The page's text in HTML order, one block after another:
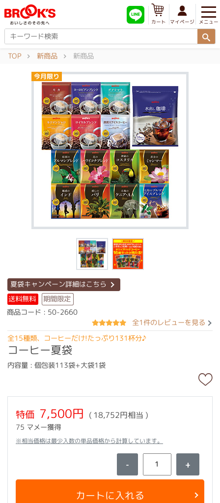
メニュー
マイページ
カート
TOP 新商品 新商品
今月限り
夏袋キャンペーン詳細はこちら
送料無料 期間限定
商品コード : 50-2660
全1件のレビューを見る
全15種類、コーヒーだけ!たっぷり131杯分♪
コーヒー夏袋
内容量 : 個包装113袋+大袋1袋
特価 7,500円 ( 18,752円相当 )
75 マメー獲得
※相当価格は最少入数の単品価格から計算しています。
- +
カートに入れる